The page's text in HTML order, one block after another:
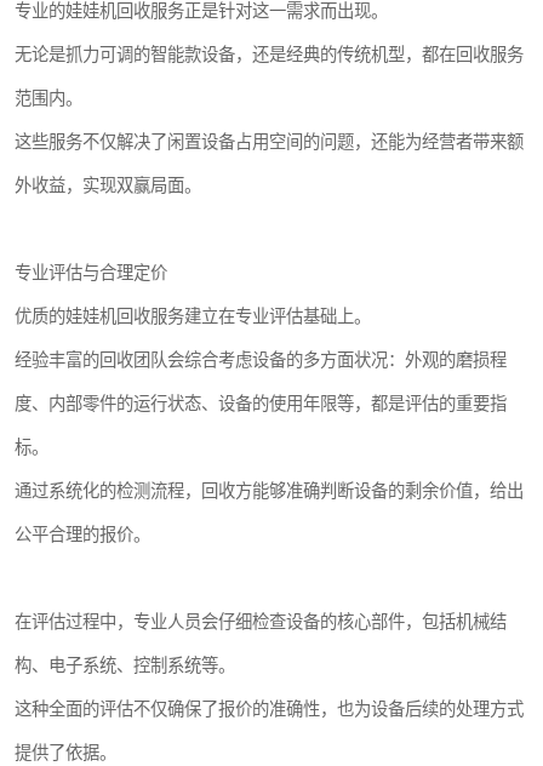
专业的娃娃机回收服务正是针对这一需求而出现。
无论是抓力可调的智能款设备，还是经典的传统机型，都在回收服务
范围内。
这些服务不仅解决了闲置设备占用空间的问题，还能为经营者带来额
外收益，实现双赢局面。
专业评估与合理定价
优质的娃娃机回收服务建立在专业评估基础上。
经验丰富的回收团队会综合考虑设备的多方面状况：外观的磨损程
度、内部零件的运行状态、设备的使用年限等，都是评估的重要指
标。
通过系统化的检测流程，回收方能够准确判断设备的剩余价值，给出
公平合理的报价。
在评估过程中，专业人员会仔细检查设备的核心部件，包括机械结
构、电子系统、控制系统等。
这种全面的评估不仅确保了报价的准确性，也为设备后续的处理方式
提供了依据。